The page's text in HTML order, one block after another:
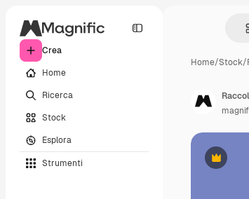
Crea
Home
Ricerca
Stock
Esplora
Strumenti
Home/Stock/
Premium